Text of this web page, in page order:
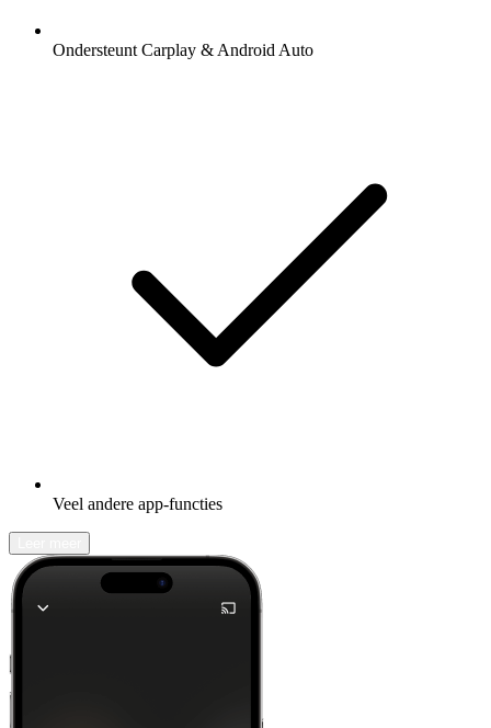
Ondersteunt Carplay & Android Auto
Veel andere app-functies